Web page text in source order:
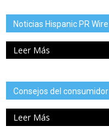
Noticias Hispanic PR Wire
Leer Más
Consejos del consumidor
Leer Más